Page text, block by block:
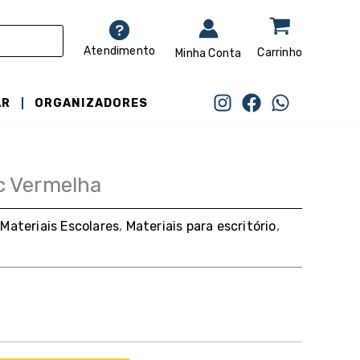
ORGANIZADORES
Vermelha
Materiais Escolares, Materiais para escritório,